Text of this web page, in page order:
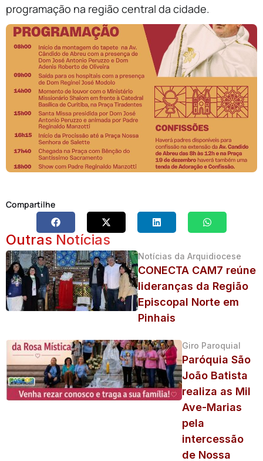
programação na região central da cidade.
Compartilhe
Outras Notícias
Notícias da Arquidiocese
CONECTA CAM7 reúne
lideranças da Região
Episcopal Norte em
Pinhais
Giro Paroquial
Paróquia São
João Batista
realiza as Mil
Ave-Marias
pela
intercessão
de Nossa